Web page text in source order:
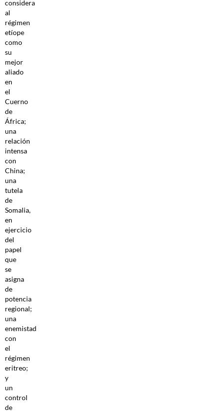
considera
al
régimen
etíope
como
su
mejor
aliado
en
el
Cuerno
de
África;
una
relación
intensa
con
China;
una
tutela
de
Somalia,
en
ejercicio
del
papel
que
se
asigna
de
potencia
regional;
una
enemistad
con
el
régimen
eritreo;
y
un
control
de